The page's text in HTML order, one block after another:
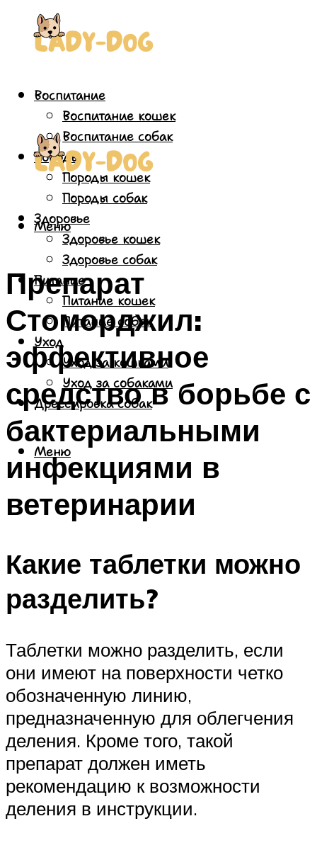
Воспитание
Воспитание кошек
Воспитание собак
Породы
Породы кошек
Породы собак
Здоровье
Здоровье кошек
Здоровье собак
Питание
Питание кошек
Питание собак
Уход
Уход за кошками
Уход за собаками
Дрессировка собак
Меню
Меню
Препарат
Стоморджил:
эффективное
средство в борьбе с
бактериальными
инфекциями в
ветеринарии
Какие таблетки можно
разделить?
Таблетки можно разделить, если
они имеют на поверхности четко
обозначенную линию,
предназначенную для облегчения
деления. Кроме того, такой
препарат должен иметь
рекомендацию к возможности
деления в инструкции.